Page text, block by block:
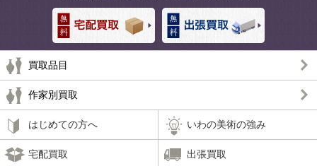
買取品目
作家別買取
はじめての方へ いわの美術の強み
宅配買取 出張買取